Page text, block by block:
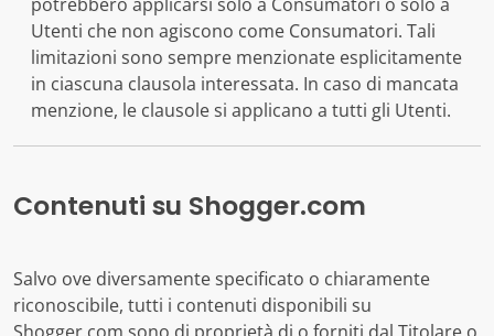
Utenti che non agiscono come Consumatori. Tali
limitazioni sono sempre menzionate esplicitamente
in ciascuna clausola interessata. In caso di mancata
menzione, le clausole si applicano a tutti gli Utenti.
Contenuti su Shogger.com
Salvo ove diversamente specificato o chiaramente
riconoscibile, tutti i contenuti disponibili su